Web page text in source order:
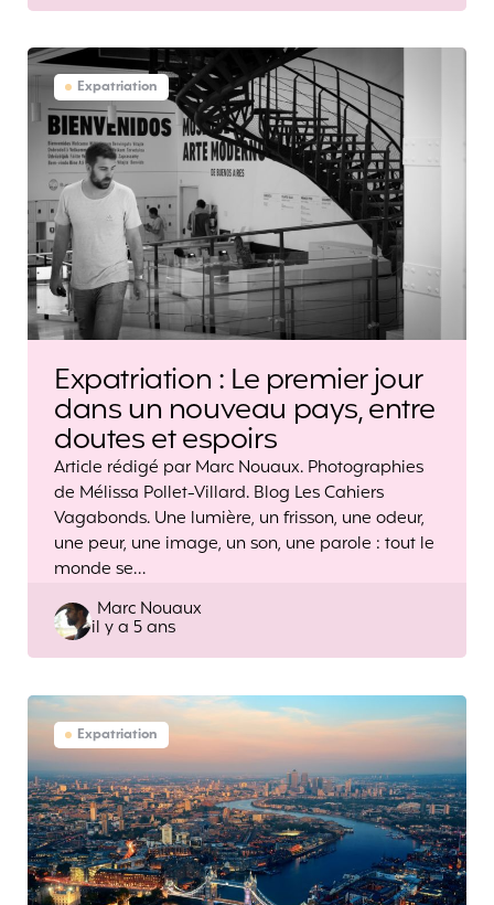
Expatriation
Expatriation : Le premier jour
dans un nouveau pays, entre
doutes et espoirs
Article rédigé par Marc Nouaux. Photographies
de Mélissa Pollet-Villard. Blog Les Cahiers
Vagabonds. Une lumière, un frisson, une odeur,
une peur, une image, un son, une parole : tout le
monde se…
Posted
by
Marc Nouaux
il y a 5 ans
Expatriation